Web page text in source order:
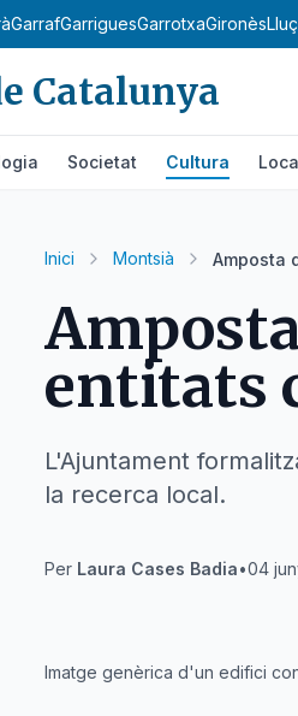
GarrafGarriguesGarrotxaGironès
Catalunya
Societat Cultura
Inici Montsià Amposta
entitats
L'Ajuntament
la recerca local.
Per Laura Cases Badia•04
Imatge genèrica d'un edifici